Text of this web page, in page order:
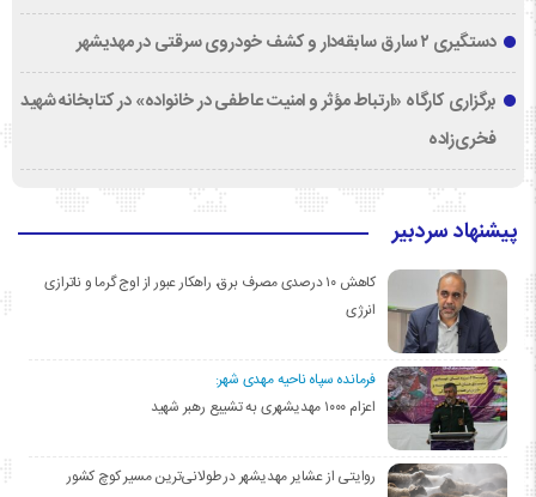
دستگیری ۲ سارق سابقه‌دار و کشف خودروی سرقتی در مهدیشهر
برگزاری کارگاه «ارتباط مؤثر و امنیت عاطفی در خانواده» در کتابخانه شهید
فخری‌زاده
پیشنهاد سردبیر
کاهش ۱۰ درصدی مصرف برق، راهکار عبور از اوج گرما و ناترازی
انرژی
فرمانده سپاه ناحیه مهدی شهر:
اعزام ۱۰۰۰ مهدیشهری به تشییع رهبر شهید
روایتی از عشایر مهدیشهر در طولانی‌ترین مسیر کوچ کشور